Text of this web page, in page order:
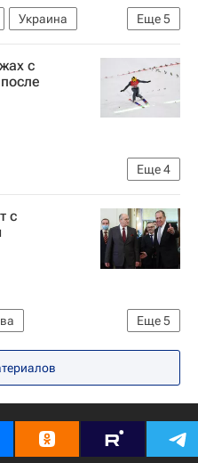
Еще5
Украина
МИД Украины
с
Еще4
Михаил Назаров (прыжки на лыжах с трамплина)
(керлинг)
с
Еще5
Федеральная служба безопасности РФ (ФСБ России)